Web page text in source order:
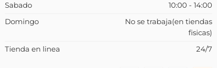
Sabado
10:00 - 14:00
Domingo
No se trabaja(en tiendas
fisicas)
Tienda en linea
24/7